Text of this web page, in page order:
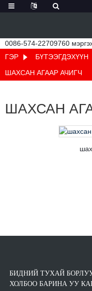
0086-574-22709760
ГЭР
БҮТЭЭГДЭХҮҮН
ШАХСАН АГААР АЧИГЧ
ШАХСАН
БИДНИЙ ТУХАЙ
ХОЛБОО БАРИНА УУ